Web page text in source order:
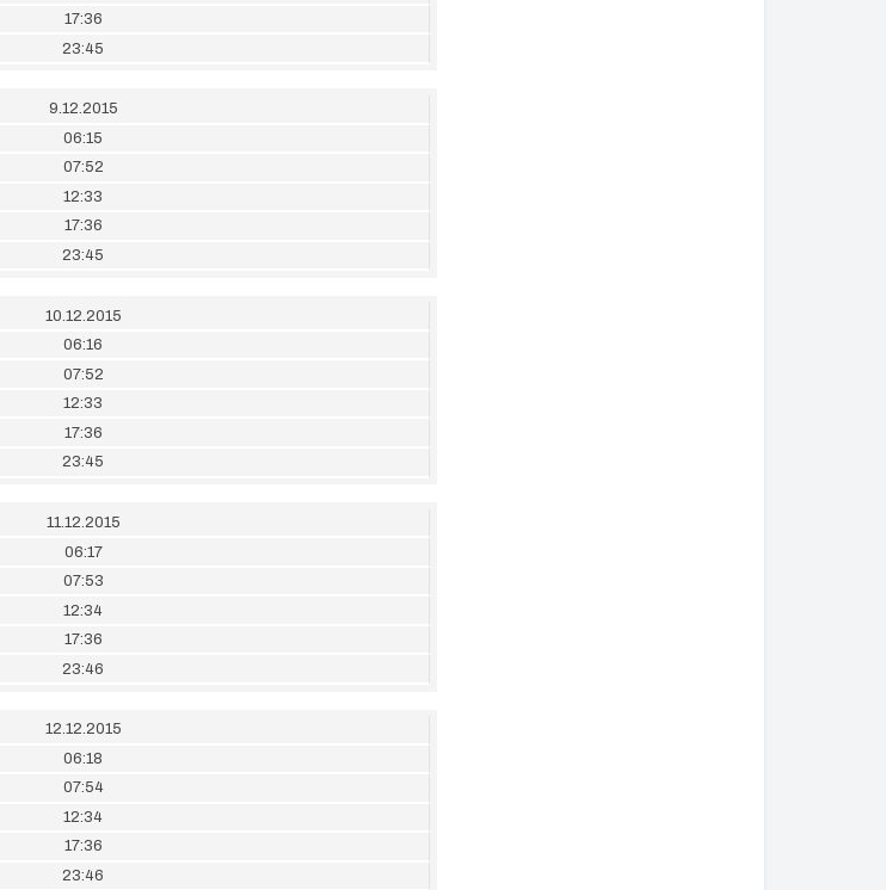
17:36
23:45
9.12.2015
06:15
07:52
12:33
17:36
23:45
10.12.2015
06:16
07:52
12:33
17:36
23:45
11.12.2015
06:17
07:53
12:34
17:36
23:46
12.12.2015
06:18
07:54
12:34
17:36
23:46